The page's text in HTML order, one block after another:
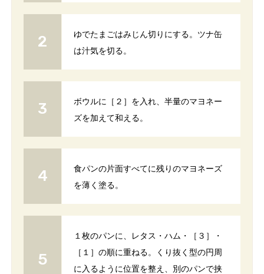
ゆでたまごはみじん切りにする。ツナ缶
は汁気を切る。
ボウルに［２］を入れ、半量のマヨネー
ズを加えて和える。
食パンの片面すべてに残りのマヨネーズ
を薄く塗る。
１枚のパンに、レタス・ハム・［３］・
［１］の順に重ねる。くり抜く型の円周
に入るように位置を整え、別のパンで挟